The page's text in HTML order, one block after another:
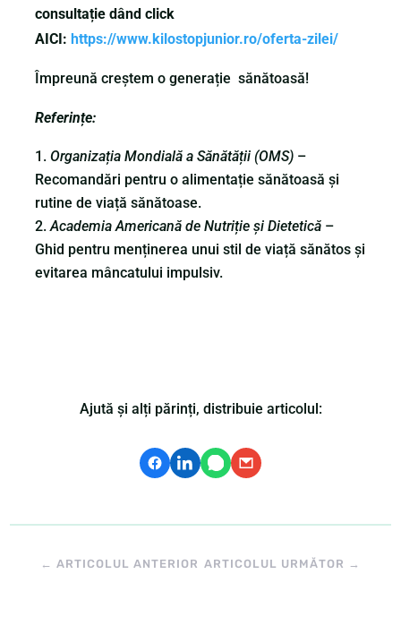
consultație dând click
AICI: https://www.kilostopjunior.ro/oferta-zilei/
Împreună creștem o generație sănătoasă!
Referințe:
Organizația Mondială a Sănătății (OMS) –
Recomandări pentru o alimentație sănătoasă și
rutine de viață sănătoase.
Academia Americană de Nutriție și Dietetică –
Ghid pentru menținerea unui stil de viață sănătos și
evitarea mâncatului impulsiv.
Ajută și alți părinți, distribuie articolul:
← ARTICOLUL ANTERIOR ARTICOLUL URMĂTOR →